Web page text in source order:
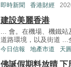
即時新聞 香港財經
建設美麗香港
... 會。在機場、機鐵站
道路環境，以及街道 ...
今日信報 地產市道 天
佛誕假期料放晴 下